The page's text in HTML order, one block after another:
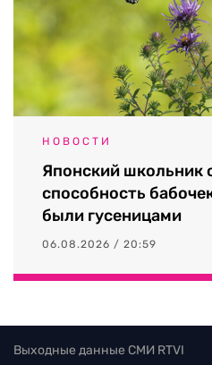
НОВОСТИ
Японский школьник
способность
были гусеницами
06.08.2026 / 20:59
Выходные данные СМИ RTVI